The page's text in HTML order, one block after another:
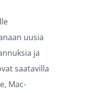
uusia
ja
saatavilla
Mac-